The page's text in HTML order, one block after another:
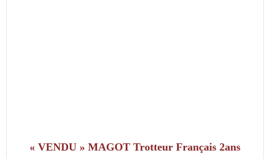
« VENDU » MAGOT Trotteur Français 2ans